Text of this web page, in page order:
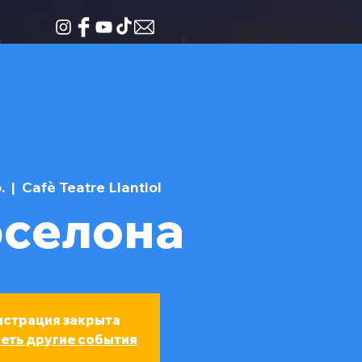
  |
Cafè Teatre Llantiol
закрыта
другие события